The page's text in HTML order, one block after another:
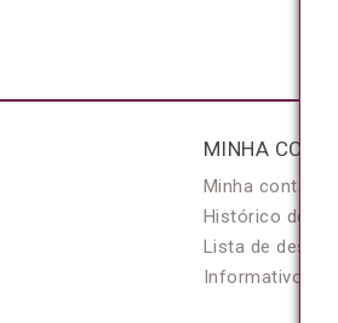
MINHA CONTA
Minha conta
Histórico de
Lista de desejos
Informativo